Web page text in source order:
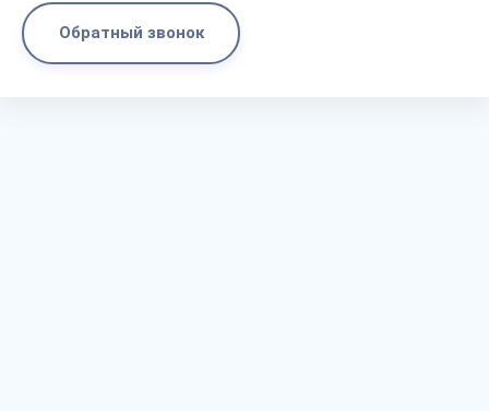
Обратный звонок